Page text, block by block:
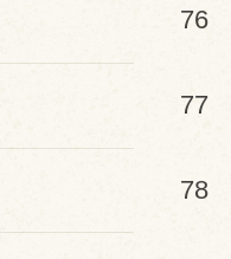
76
77
78